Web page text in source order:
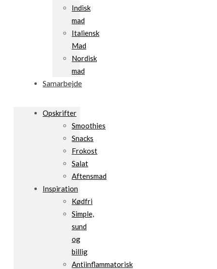
Indisk
mad
Italiensk
Mad
Nordisk
mad
Samarbejde
Opskrifter
Smoothies
Snacks
Frokost
Salat
Aftensmad
Inspiration
Kødfri
Simple,
sund
og
billig
Antiinflammatorisk